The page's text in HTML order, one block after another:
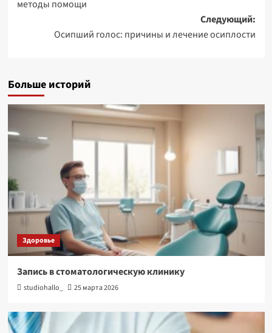
методы помощи
Следующий:
Осипший голос: причины и лечение осиплости
Больше историй
Здоровье
Запись в стоматологическую клинику
studiohallo_ 25 марта 2026